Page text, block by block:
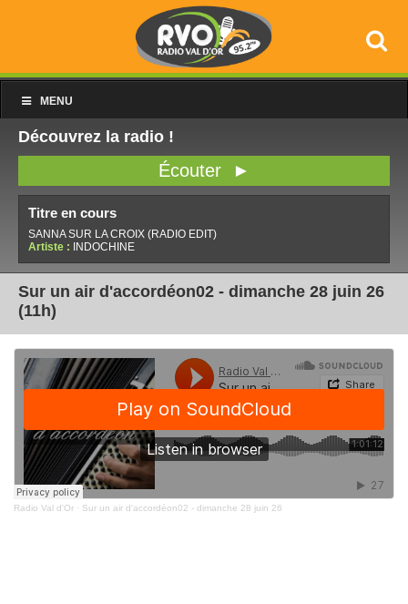
MENU
Découvrez la radio !
Écouter ►
Titre en cours
SANNA SUR LA CROIX (RADIO EDIT)
Artiste :
INDOCHINE
Sur un air d'accordéon02 - dimanche 28 juin 26
(11h)
Radio Val d'Or · Sur un air d'accordéon02 - dimanche 28 juin 26